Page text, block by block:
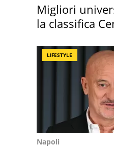
Migliori
la classifica
LIFESTYLE
Napoli